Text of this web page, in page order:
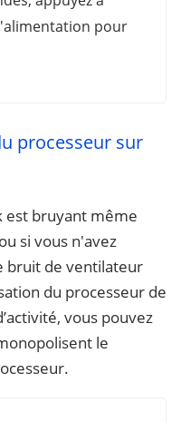
pour
processeur sur
est bruyant même
si vous n'avez
bruit de ventilateur
du processeur de
vous pouvez
le